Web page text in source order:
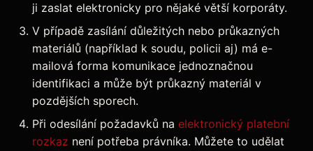
ji zaslat elektronicky pro nějaké větší korporáty.
V případě zasílání důležitých nebo průkazných
materiálů (například k soudu, policii aj) má e-
mailová forma komunikace jednoznačnou
identifikaci a může být průkazný materiál v
pozdějších sporech.
Při odesílání požadavků na elektronický platební
rozkaz není potřeba právníka. Můžete to udělat